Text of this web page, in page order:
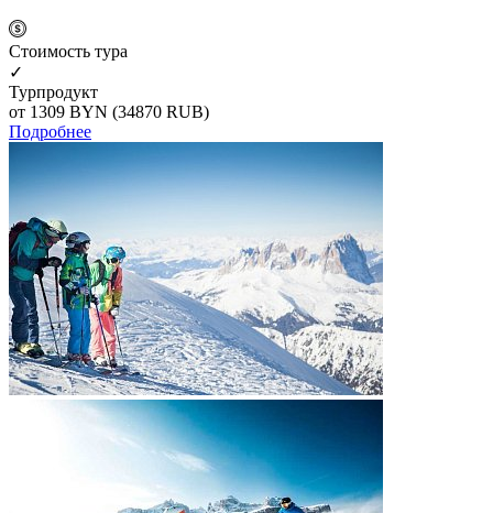
Cтоимость тура
✓
Турпродукт
от 1309 BYN (34870 RUB)
Подробнее